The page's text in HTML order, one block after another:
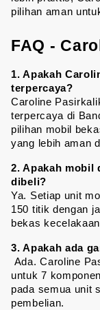
pilihan aman
FAQ -
1. Apakah
terpercaya?
Caroline
terpercaya di
pilihan mobil
yang lebih aman
2. Apakah mobil
dibeli?
Ya. Setiap unit
150 titik dengan
bekas
3. Apakah ada
untuk 7
pada semua unit
pembelian.